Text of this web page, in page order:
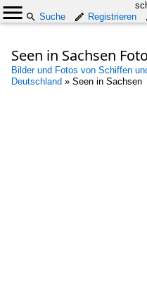
Suche
Registrieren
Seen in Sachsen
Bilder und Fotos von Schiffen
Deutschland » Seen in Sachsen